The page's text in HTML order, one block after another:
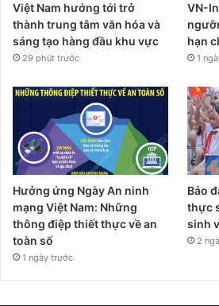
Việt Nam hướng tới trở
thành trung tâm văn hóa và
sáng tạo hàng đầu khu vực
29 phút trước
VN-
hạn
1
Hưởng ứng Ngày An ninh
mạng Việt Nam: Những
thông điệp thiết thực về an
toàn số
1 ngày trước
Bảo
thực
sinh
2